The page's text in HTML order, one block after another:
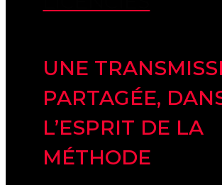
UNE
PARTAGÉE,
L’ESPRIT DE LA
MÉTHODE